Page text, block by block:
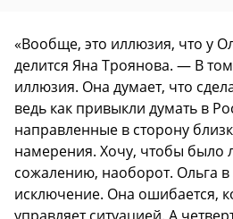
«Вообще, это иллюзия, что у
делится Яна Троянова. — В
иллюзия. Она думает, что
ведь как привыкли думать в
направленные в сторону
намерения. Хочу, чтобы было
сожалению, наоборот. Ольга
исключение. Она ошибается,